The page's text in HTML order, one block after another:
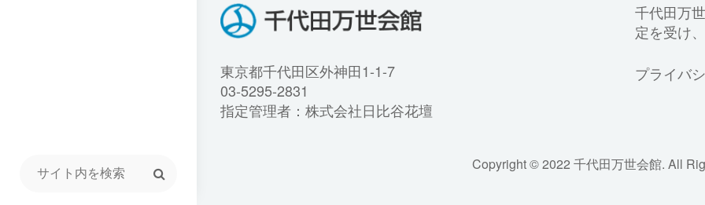
Search
東京都千代田区外神田1-1-7
03-5295-2831
指定管理者：株式会社日比谷花壇
千代田万
定を受け
プライバ
Copyright © 2022 千代田万世会館. All